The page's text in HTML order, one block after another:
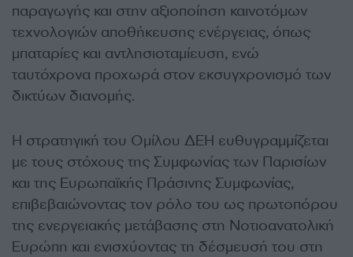
παραγωγής και στην αξιοποίηση καινοτόμων
τεχνολογιών αποθήκευσης ενέργειας, όπως
μπαταρίες και αντλησιοταμίευση, ενώ
ταυτόχρονα προχωρά στον εκσυγχρονισμό των
δικτύων διανομής.
Η στρατηγική του Ομίλου ΔΕΗ ευθυγραμμίζεται
με τους στόχους της Συμφωνίας των Παρισίων
και της Ευρωπαϊκής Πράσινης Συμφωνίας,
επιβεβαιώνοντας τον ρόλο του ως πρωτοπόρου
της ενεργειακής μετάβασης στη Νοτιοανατολική
Ευρώπη και ενισχύοντας τη δέσμευσή του στη